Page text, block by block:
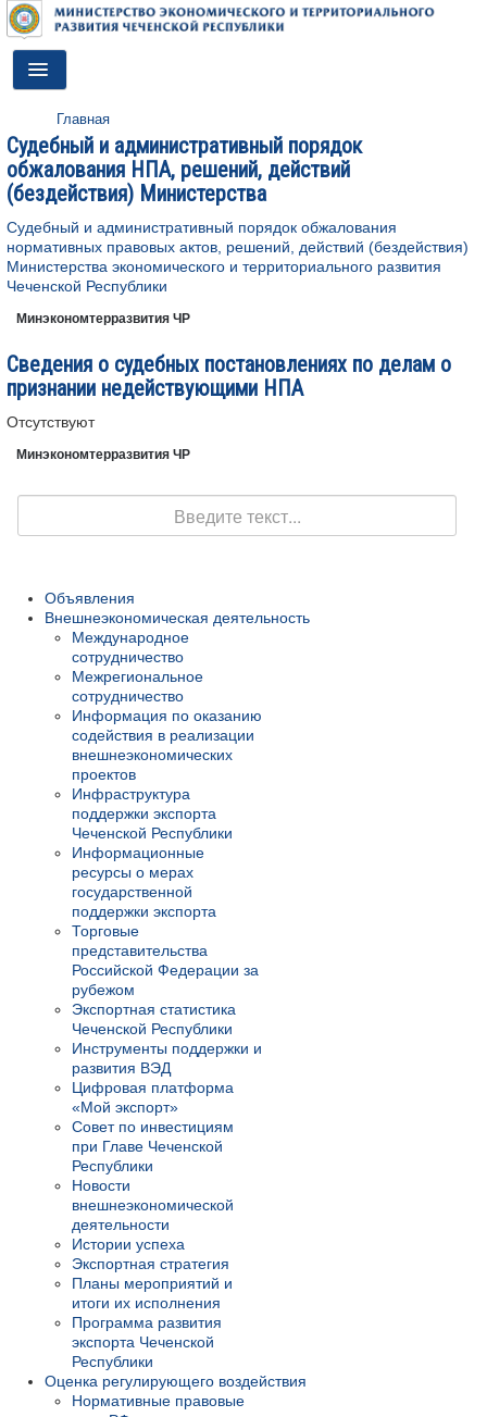
Toggle
Navigation
ГЛАВНАЯ
ДЕЯТЕЛЬНОСТЬ
О МИНИСТЕРСТВЕ
ДОКУМЕНТЫ
АНТИТЕРРОР
КОНТАКТЫ
Главная
Судебный и административный порядок
обжалования НПА, решений, действий
(бездействия) Министерства
Судебный и административный порядок обжалования
нормативных правовых актов, решений, действий (бездействия)
Министерства экономического и территориального развития
Чеченской Республики
Минэкономтерразвития ЧР
Сведения о судебных постановлениях по делам о
признании недействующими НПА
Отсутствуют
Минэкономтерразвития ЧР
Объявления
Внешнеэкономическая деятельность
Международное
сотрудничество
Межрегиональное
сотрудничество
Информация по оказанию
содействия в реализации
внешнеэкономических
проектов
Инфраструктура
поддержки экспорта
Чеченской Республики
Информационные
ресурсы о мерах
государственной
поддержки экспорта
Торговые
представительства
Российской Федерации за
рубежом
Экспортная статистика
Чеченской Республики
Инструменты поддержки и
развития ВЭД
Цифровая платформа
«Мой экспорт»
Совет по инвестициям
при Главе Чеченской
Республики
Новости
внешнеэкономической
деятельности
Истории успеха
Экспортная стратегия
Планы мероприятий и
итоги их исполнения
Программа развития
экспорта Чеченской
Республики
Оценка регулирующего воздействия
Нормативные правовые